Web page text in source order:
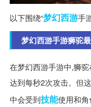
以下围绕“梦幻西游手
梦幻西游手游狮驼
在梦幻西游手游中,狮
达到每秒2次攻击。但
中会受到技能使用和角